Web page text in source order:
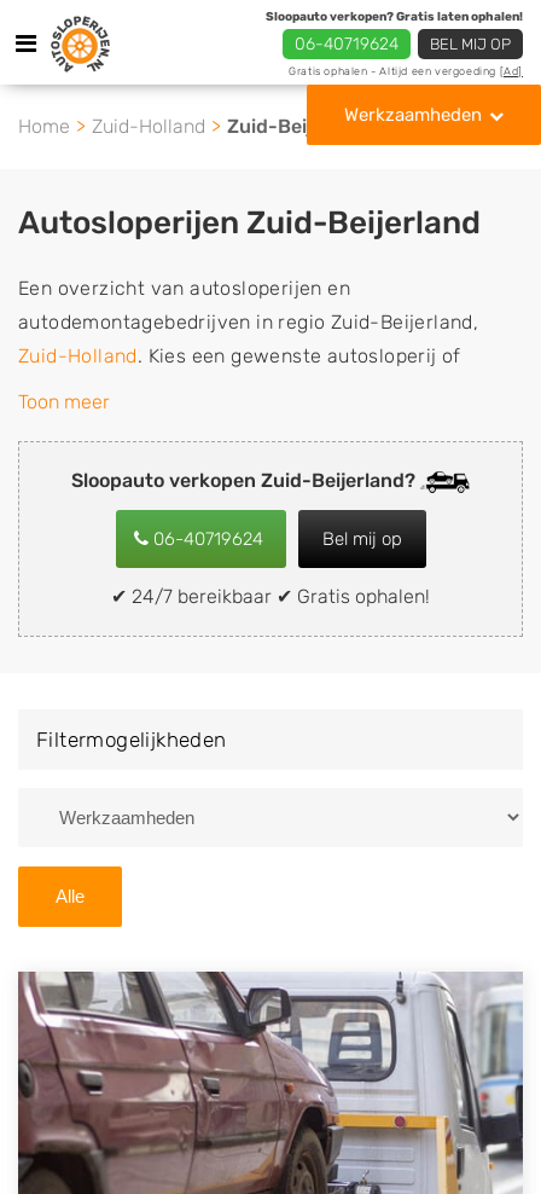
Sloopauto verkopen? Gratis laten ophalen!
06-40719624 BEL MIJ OP
Gratis ophalen - Altijd een vergoeding [Ad]
Werkzaamheden
Home Zuid-Holland Zuid-Beijerland
Sloopauto verkopen Zuid-Beijerland?
06-40719624 Bel mij op
✔ 24/7 bereikbaar ✔ Gratis ophalen!
Autosloperijen Zuid-Beijerland
Een overzicht van autosloperijen en
autodemontagebedrijven in regio Zuid-Beijerland,
Zuid-Holland. Kies een gewenste autosloperij of
autosloop uit de lijst die gespecialiseerd is in de
onderdelen of in de inkoop van sloopauto's,
schadeauto's en tweedehands auto's (ook zonder apk
keuring). Wilt u uw auto, camper, vrachtwagen, motor
of brommobiel snel en eenvoudig verkopen aan een
demontagebedrijf in de buurt, deze zelf wegbrengen
naar de sloop of deze liever laten ophalen op een
van Zuid-Beijerland en ontvang een vergoeding voor
Zoekt u liever naar een sloperij in een andere plaats of
U kunt er ook voor kiezen om direct uw sloopauto te
verkopen en op te laten halen door de Sloopauto
Ophaaldienst van Autosloperijen.nl. Wij kunnen uw
auto gratis ophalen in Zuid-Beijerland. Neem
telefonisch contact op of maak een terugbelafspraak.
Wilt u direct een tweedehands auto onderdelen
offerte aanvragen? Dat kan via de Onderdelenlijn! Vul
Toon meer
Filtermogelijkheden
Alle